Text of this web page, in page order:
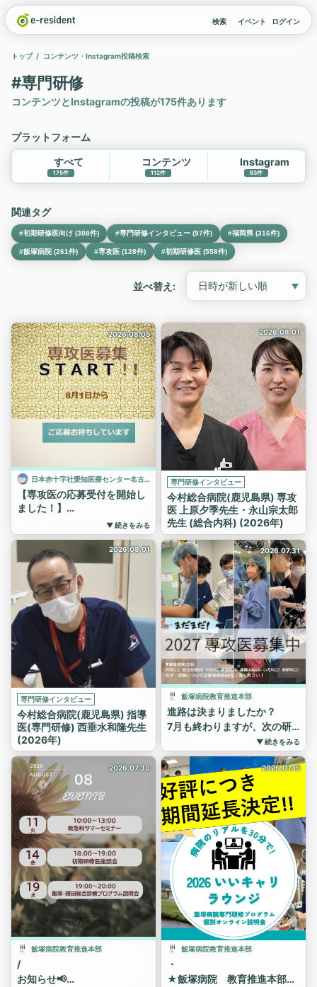
検索 イベント ログイン
トップ コンテンツ・Instagram投稿検索
#専門研修
コンテンツとInstagramの投稿が175件あります
プラットフォーム
すべて
175件
コンテンツ
112件
Instagram
63件
関連タグ
#初期研修医向け (308件) #専門研修インタビュー (97件) #福岡県 (316件)
#飯塚病院 (261件) #専攻医 (128件) #初期研修医 (558件)
並べ替え:
2026.08.05
日本赤十字社愛知医療センター名古屋第一病院（研修管理委員会）
【専攻医の応募受付を開始し
ました！】
8/1より、専攻医の応募を開
始しています！
今年度は、下記プログラムの
専攻医を募集しています。
・内科プログラム
・小児科プログラム
・外科プログラム
・救急プログラム
・病理プログラム
応募の詳細について当院ホー
ムページに掲載していますの
で、下記URLよりご確認くだ
さい。
なお、病院見学も随時受付を
行っています。
是非当院にお越しください。
https://www.nagoya-
1st.jrc.or.jp/recruit/require/requirecat/program_req/
皆さまのご応募をお待ちして
います！！
#日本赤十字社愛知医療医療
センター名古屋第一病院 #名
古屋第一病院 #名古屋第一赤
十字病院 #中村日赤 #日本赤
十字社 #日赤 #臨床研修病院
#専攻医 #専門研修 #専門研修
プログラム
▼ 続きをみる
2026.08.01
専門研修インタビュー
今村総合病院(鹿児島県) 専攻
医 上原夕季先生・永山宗太郎
先生 (総合内科) (2026年)
2026.08.01
専門研修インタビュー
今村総合病院(鹿児島県) 指導
医(専門研修) 西垂水和隆先生
(2026年)
2026.07.31
飯塚病院教育推進本部
進路は決まりましたか？
7月も終わりますが、次の研
修先がまだ決まってない方は
ぜひ当院に見学にお越しくだ
さい！
まだまだ専攻医募集していま
す👍（産婦人科以外）
#飯塚病院
#専攻医
#専門研修
#募集
#進路
▼ 続きをみる
2026.07.30
飯塚病院教育推進本部
/
お知らせ📢
2026.07.15
飯塚病院教育推進本部
・
★飯塚病院 教育推進本部か